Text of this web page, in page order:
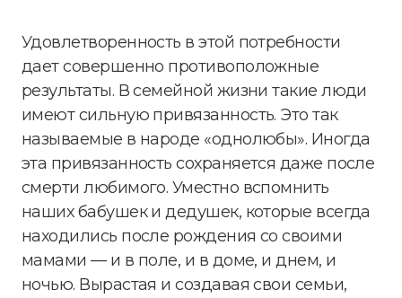
Удовлетворенность в этой потребности
дает совершенно противоположные
результаты. В семейной жизни такие люди
имеют сильную привязанность. Это так
называемые в народе «однолюбы». Иногда
эта привязанность сохраняется даже после
смерти любимого. Уместно вспомнить
наших бабушек и дедушек, которые всегда
находились после рождения со своими
мамами — и в поле, и в доме, и днем, и
ночью. Вырастая и создавая свои семьи,